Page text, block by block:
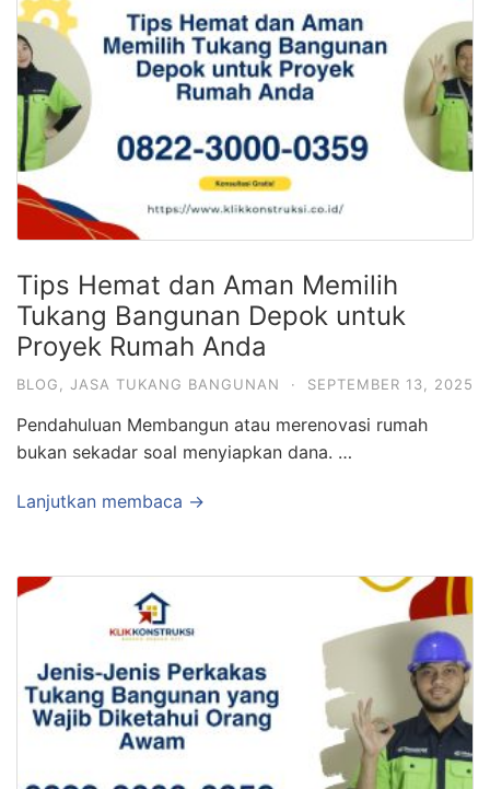
Tips Hemat dan Aman Memilih
Tukang Bangunan Depok untuk
Proyek Rumah Anda
BLOG JASA TUKANG BANGUNAN · SEPTEMBER 13, 2025
Pendahuluan Membangun atau merenovasi rumah
bukan sekadar soal menyiapkan dana. …
Lanjutkan membaca →